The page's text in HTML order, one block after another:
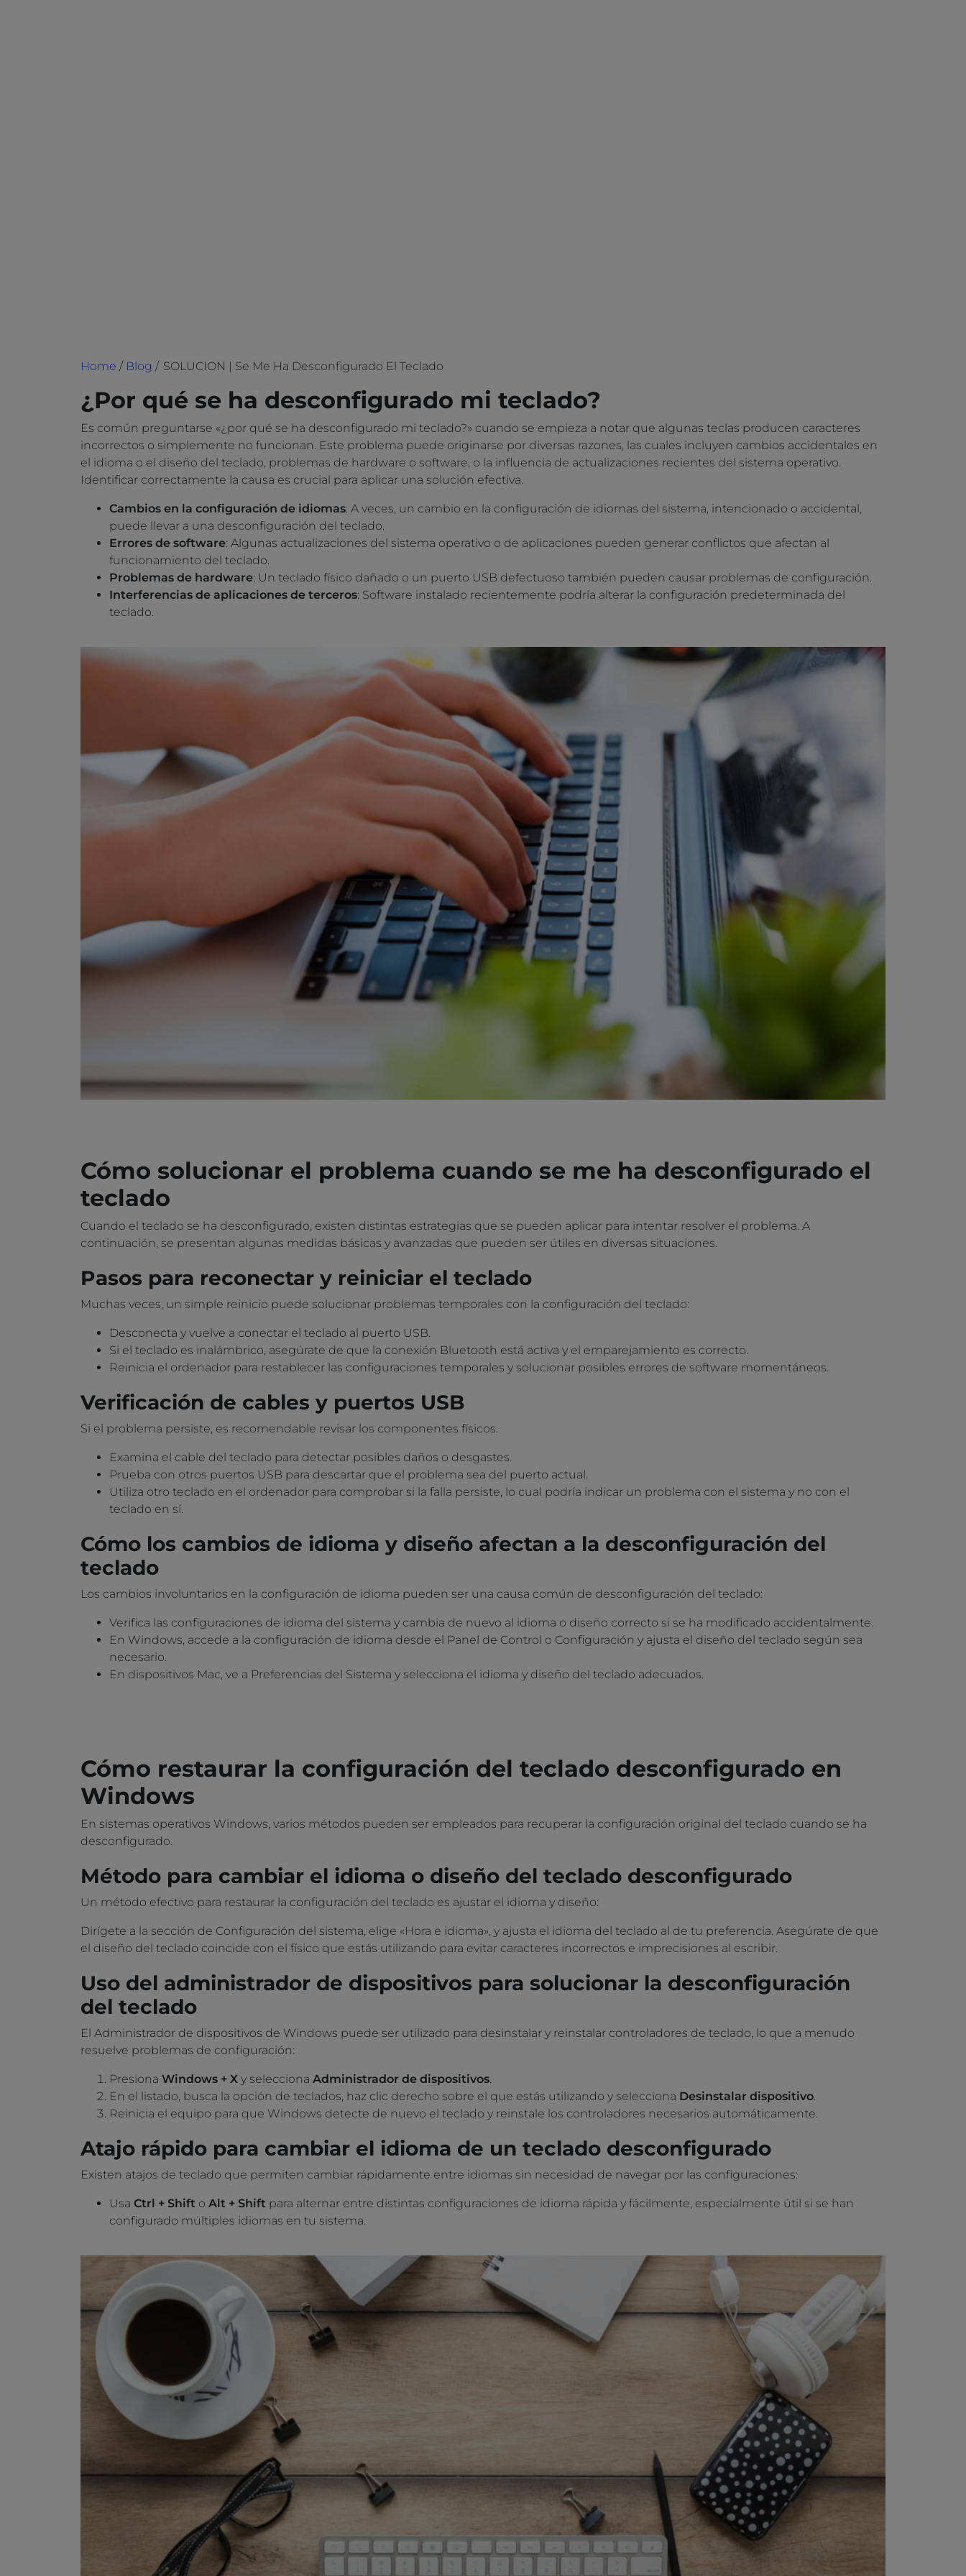
Home / Blog / SOLUCION | Se Me Ha Desconfigurado El Teclado
¿Por qué se ha desconfigurado mi teclado?
Es común preguntarse «¿por qué se ha desconfigurado mi teclado?» cuando se empieza a notar que algunas teclas producen caracteres
incorrectos o simplemente no funcionan. Este problema puede originarse por diversas razones, las cuales incluyen cambios accidentales en
el idioma o el diseño del teclado, problemas de hardware o software, o la influencia de actualizaciones recientes del sistema operativo.
Identificar correctamente la causa es crucial para aplicar una solución efectiva.
Cambios en la configuración de idiomas: A veces, un cambio en la configuración de idiomas del sistema, intencionado o accidental,
puede llevar a una desconfiguración del teclado.
Errores de software: Algunas actualizaciones del sistema operativo o de aplicaciones pueden generar conflictos que afectan al
funcionamiento del teclado.
Problemas de hardware: Un teclado físico dañado o un puerto USB defectuoso también pueden causar problemas de configuración.
Interferencias de aplicaciones de terceros: Software instalado recientemente podría alterar la configuración predeterminada del
teclado.
Cómo solucionar el problema cuando se me ha desconfigurado el
teclado
Cuando el teclado se ha desconfigurado, existen distintas estrategias que se pueden aplicar para intentar resolver el problema. A
continuación, se presentan algunas medidas básicas y avanzadas que pueden ser útiles en diversas situaciones.
Pasos para reconectar y reiniciar el teclado
Muchas veces, un simple reinicio puede solucionar problemas temporales con la configuración del teclado:
Desconecta y vuelve a conectar el teclado al puerto USB.
Si el teclado es inalámbrico, asegúrate de que la conexión Bluetooth está activa y el emparejamiento es correcto.
Reinicia el ordenador para restablecer las configuraciones temporales y solucionar posibles errores de software momentáneos.
Verificación de cables y puertos USB
Si el problema persiste, es recomendable revisar los componentes físicos:
Examina el cable del teclado para detectar posibles daños o desgastes.
Prueba con otros puertos USB para descartar que el problema sea del puerto actual.
Utiliza otro teclado en el ordenador para comprobar si la falla persiste, lo cual podría indicar un problema con el sistema y no con el
teclado en sí.
Cómo los cambios de idioma y diseño afectan a la desconfiguración del
teclado
Los cambios involuntarios en la configuración de idioma pueden ser una causa común de desconfiguración del teclado:
Verifica las configuraciones de idioma del sistema y cambia de nuevo al idioma o diseño correcto si se ha modificado accidentalmente.
En Windows, accede a la configuración de idioma desde el Panel de Control o Configuración y ajusta el diseño del teclado según sea
necesario.
En dispositivos Mac, ve a Preferencias del Sistema y selecciona el idioma y diseño del teclado adecuados.
Cómo restaurar la configuración del teclado desconfigurado en
Windows
En sistemas operativos Windows, varios métodos pueden ser empleados para recuperar la configuración original del teclado cuando se ha
desconfigurado.
Método para cambiar el idioma o diseño del teclado desconfigurado
Un método efectivo para restaurar la configuración del teclado es ajustar el idioma y diseño:
Dirígete a la sección de Configuración del sistema, elige «Hora e idioma», y ajusta el idioma del teclado al de tu preferencia. Asegúrate de que
el diseño del teclado coincide con el físico que estás utilizando para evitar caracteres incorrectos e imprecisiones al escribir.
Uso del administrador de dispositivos para solucionar la desconfiguración
del teclado
El Administrador de dispositivos de Windows puede ser utilizado para desinstalar y reinstalar controladores de teclado, lo que a menudo
resuelve problemas de configuración:
Presiona Windows + X y selecciona Administrador de dispositivos.
En el listado, busca la opción de teclados, haz clic derecho sobre el que estás utilizando y selecciona Desinstalar dispositivo.
Reinicia el equipo para que Windows detecte de nuevo el teclado y reinstale los controladores necesarios automáticamente.
Atajo rápido para cambiar el idioma de un teclado desconfigurado
Existen atajos de teclado que permiten cambiar rápidamente entre idiomas sin necesidad de navegar por las configuraciones:
Usa Ctrl + Shift o Alt + Shift para alternar entre distintas configuraciones de idioma rápida y fácilmente, especialmente útil si se han
configurado múltiples idiomas en tu sistema.